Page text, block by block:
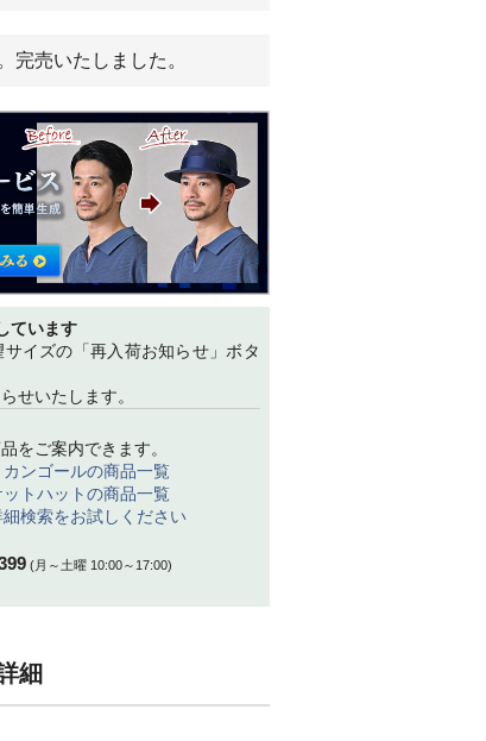
完売いたしました。
ています
イズの「再入荷お知らせ」ボタ
せいたします。
をご案内できます。
カンゴールの商品一覧
ットハットの商品一覧
細検索をお試しください
(月～土曜 10:00～17:00)
細